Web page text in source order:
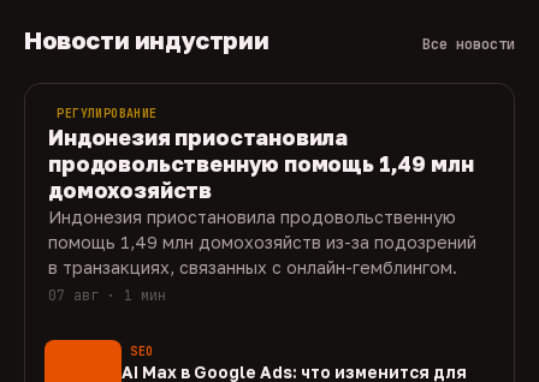
Новости индустрии Все новости
РЕГУЛИРОВАНИЕ
Индонезия приостановила
продовольственную помощь 1,49 млн
домохозяйств
Индонезия приостановила продовольственную
помощь 1,49 млн домохозяйств из-за подозрений
в транзакциях, связанных с онлайн-гемблингом.
07 авг · 1 мин
SEO
AI Max в Google Ads: что изменится для